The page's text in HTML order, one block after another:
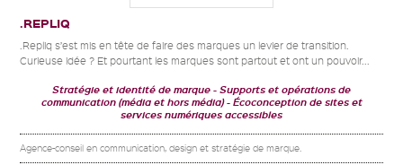
.REPLIQ
.Repliq s’est mis en tête de faire des marques un levier de transition.
Curieuse idée ? Et pourtant les marques sont partout et ont un pouvoir...
Stratégie et identité de marque
Supports et opérations de
communication (média et hors média)
Écoconception de sites et
services numériques accessibles
Agence-conseil en communication, design et stratégie de marque.